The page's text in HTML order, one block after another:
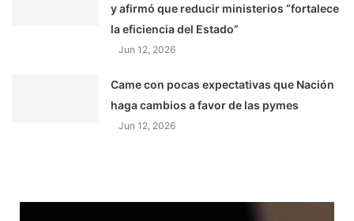
y afirmó que reducir ministerios “fortalece
la eficiencia del Estado”
Jun 12, 2026
Came con pocas expectativas que Nación
haga cambios a favor de las pymes
Jun 12, 2026